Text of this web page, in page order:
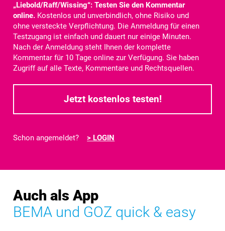
„Liebold/Raff/Wissing“: Testen Sie den Kommentar
online. Kostenlos und unverbindlich, ohne Risiko und
ohne versteckte Verpflichtung. Die Anmeldung für einen
Testzugang ist einfach und dauert nur einige Minuten.
Nach der Anmeldung steht Ihnen der komplette
Kommentar für 10 Tage online zur Verfügung. Sie haben
Zugriff auf alle Texte, Kommentare und Rechtsquellen.
Jetzt kostenlos testen!
Schon angemeldet?> LOGIN
Auch als App
BEMA und GOZ quick & easy